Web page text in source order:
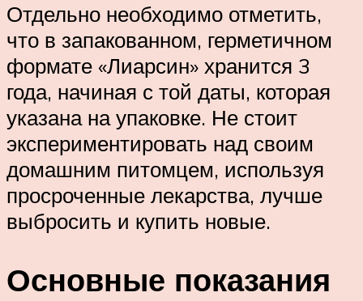
Отдельно необходимо отметить,
что в запакованном, герметичном
формате «Лиарсин» хранится 3
года, начиная с той даты, которая
указана на упаковке. Не стоит
экспериментировать над своим
домашним питомцем, используя
просроченные лекарства, лучше
выбросить и купить новые.
Основные показания